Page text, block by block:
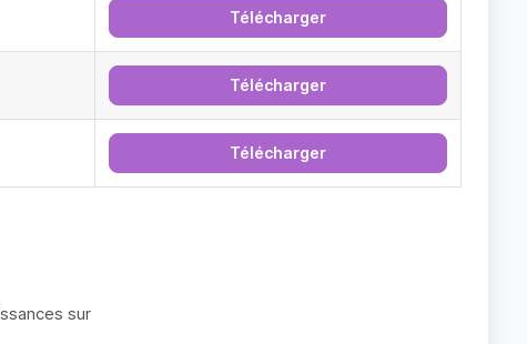
Télécharger
Télécharger
Télécharger
sur